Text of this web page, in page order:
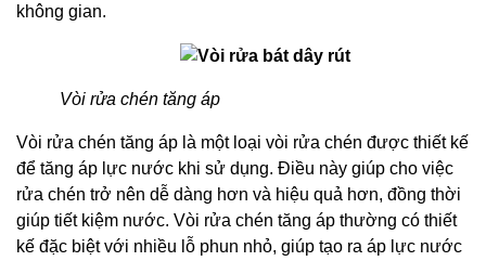
không gian.
Vòi rửa chén tăng áp
Vòi rửa chén tăng áp là một loại vòi rửa chén được thiết kế
để tăng áp lực nước khi sử dụng. Điều này giúp cho việc
rửa chén trở nên dễ dàng hơn và hiệu quả hơn, đồng thời
giúp tiết kiệm nước. Vòi rửa chén tăng áp thường có thiết
kế đặc biệt với nhiều lỗ phun nhỏ, giúp tạo ra áp lực nước